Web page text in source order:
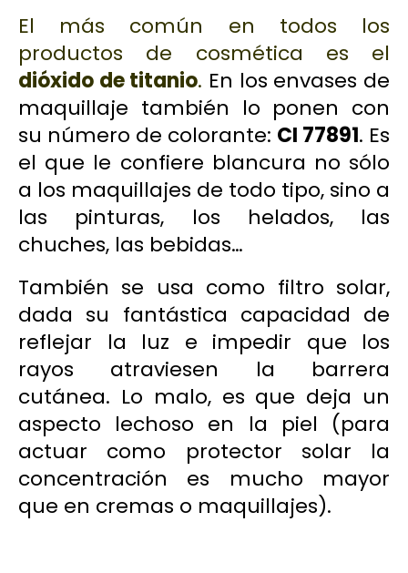
El más común en todos los
productos de cosmética es el
dióxido de titanio. En los envases de
maquillaje también lo ponen con
su número de colorante: CI 77891. Es
el que le confiere blancura no sólo
a los maquillajes de todo tipo, sino a
las pinturas, los helados, las
chuches, las bebidas…
También se usa como filtro solar,
dada su fantástica capacidad de
reflejar la luz e impedir que los
rayos atraviesen la barrera
cutánea. Lo malo, es que deja un
aspecto lechoso en la piel (para
actuar como protector solar la
concentración es mucho mayor
que en cremas o maquillajes).